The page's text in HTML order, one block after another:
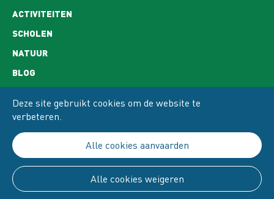
ACTIVITEITEN
SCHOLEN
NATUUR
BLOG
Deze site gebruikt cookies om de website te
verbeteren.
Alle cookies weigeren
Alle cookies aanvaarden
OPENINGSUREN
ADRES EN BEREIKBAARHEID
PRIVACY
COOKIE POLICY